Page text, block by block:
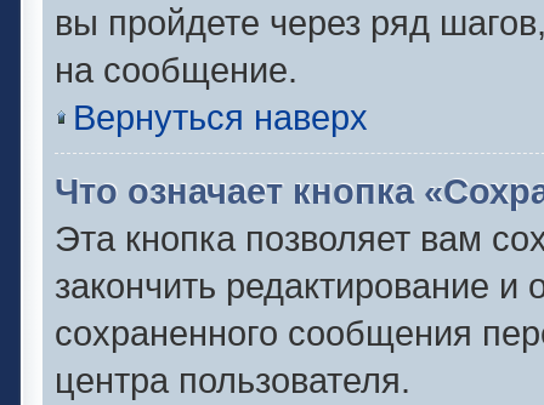
вы пройдете через ряд
на сообщение.
Вернуться наверх
Что означает кнопка
Эта кнопка позволяет вам
закончить редактирование и
сохраненного сообщения
центра пользователя.